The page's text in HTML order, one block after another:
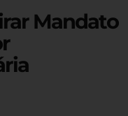
Mandato